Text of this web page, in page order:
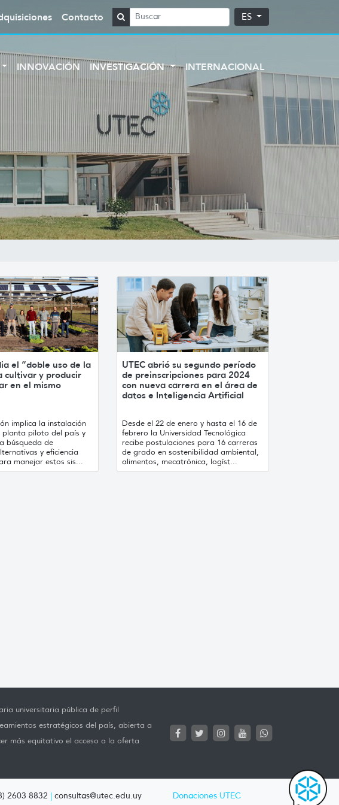
Contacto ES
INNOVACIÓN INVESTIGACIÓN INTERNACIONAL
el “doble uso de la
cultivar y producir
en el mismo
implica la instalación
planta piloto del país y
búsqueda de
y eficiencia
manejar estos sis...
UTEC abrió su segundo período
de preinscripciones para 2024
con nueva carrera en el área de
datos e Inteligencia Artificial
Desde el 22 de enero y hasta el 16 de
febrero la Universidad Tecnológica
recibe postulaciones para 16 carreras
de grado en sostenibilidad ambiental,
alimentos, mecatrónica, logíst...
universitaria pública de perfil
estratégicos del país, abierta a
más equitativo el acceso a la oferta
2603 8832 | consultas@utec.edu.uy Donaciones UTEC